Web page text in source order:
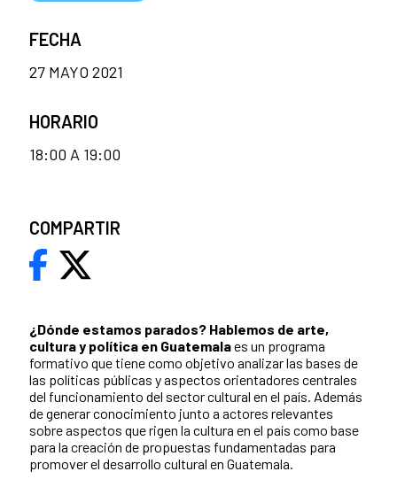
¿Dónde estamos parados? Hablemos de arte,
cultura y política en Guatemalaes un programa
formativo que tiene como objetivo analizar las bases de
las políticas públicas y aspectos orientadores centrales
del funcionamiento del sector cultural en el país. Además
de generar conocimiento junto a actores relevantes
sobre aspectos que rigen la cultura en el país como base
para la creación de propuestas fundamentadas para
promover el desarrollo cultural en Guatemala.
FECHA
27 MAYO 2021
HORARIO
18:00 A 19:00
COMPARTIR